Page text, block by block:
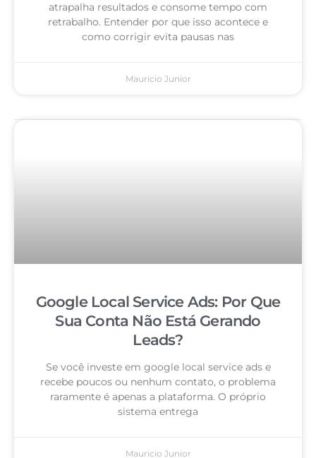
atrapalha resultados e consome tempo com
retrabalho. Entender por que isso acontece e
como corrigir evita pausas nas
Mauricio Junior
Google Local Service Ads: Por Que
Sua Conta Não Está Gerando
Leads?
Se você investe em google local service ads e
recebe poucos ou nenhum contato, o problema
raramente é apenas a plataforma. O próprio
sistema entrega
Mauricio Junior